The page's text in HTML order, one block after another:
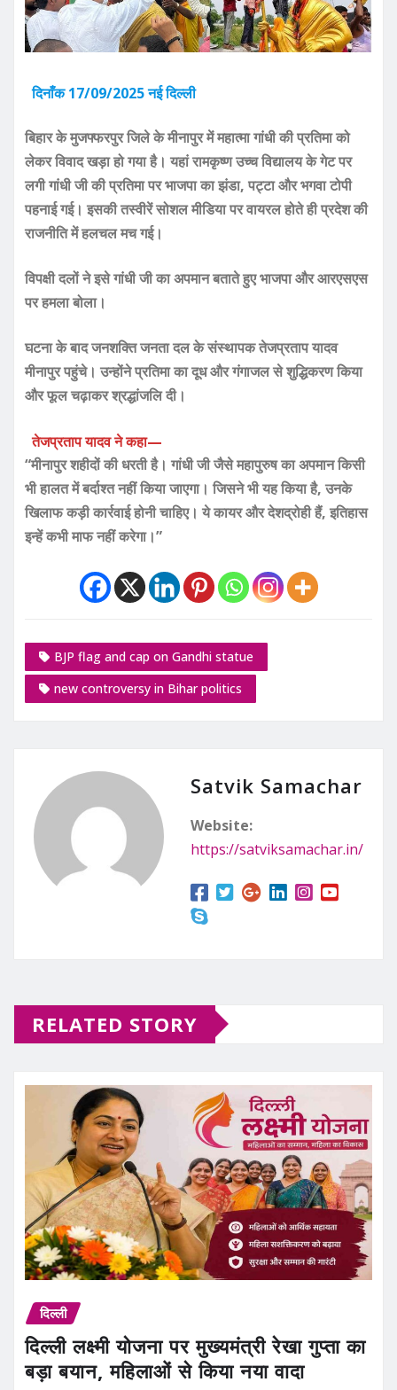
दिनाँक 17/09/2025 नई दिल्ली
बिहार के मुजफ्फरपुर जिले के मीनापुर में महात्मा गांधी की प्रतिमा को
लेकर विवाद खड़ा हो गया है। यहां रामकृष्ण उच्च विद्यालय के गेट पर
लगी गांधी जी की प्रतिमा पर भाजपा का झंडा, पट्टा और भगवा टोपी
पहनाई गई। इसकी तस्वीरें सोशल मीडिया पर वायरल होते ही प्रदेश की
राजनीति में हलचल मच गई।
विपक्षी दलों ने इसे गांधी जी का अपमान बताते हुए भाजपा और आरएसएस
पर हमला बोला।
घटना के बाद जनशक्ति जनता दल के संस्थापक तेजप्रताप यादव
मीनापुर पहुंचे। उन्होंने प्रतिमा का दूध और गंगाजल से शुद्धिकरण किया
और फूल चढ़ाकर श्रद्धांजलि दी।
तेजप्रताप यादव ने कहा—
“मीनापुर शहीदों की धरती है। गांधी जी जैसे महापुरुष का अपमान किसी
भी हालत में बर्दाश्त नहीं किया जाएगा। जिसने भी यह किया है, उनके
खिलाफ कड़ी कार्रवाई होनी चाहिए। ये कायर और देशद्रोही हैं, इतिहास
इन्हें कभी माफ नहीं करेगा।”
BJP flag and cap on Gandhi statue
new controversy in Bihar politics
Satvik Samachar
Website:
https://satviksamachar.in/
RELATED STORY
दिल्ली
दिल्ली लक्ष्मी योजना पर मुख्यमंत्री रेखा गुप्ता का
बड़ा बयान, महिलाओं से किया नया वादा